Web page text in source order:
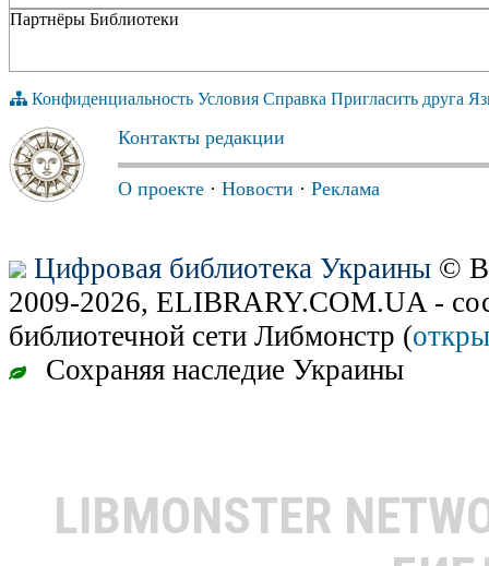
Партнёры Библиотеки
Конфиденциальность Условия Справка Пригласить друга
Контакты редакции
О проекте · Новости · Реклама
Цифровая библиотека Украины ©
2009-2026, ELIBRARY.COM.UA -
библиотечной сети Либмонстр (
Сохраняя наследие Украины
LIBMONSTER